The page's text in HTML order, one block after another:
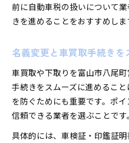
前に自動車税の扱いについて
きを進めることをおすすめしま
名義変更と車買取手続きを
車買取や下取りを富山市八尾
手続きをスムーズに進めるこ
を防ぐためにも重要です。ポ
信頼できる業者を選ぶことです。
具体的には、車検証・印鑑証